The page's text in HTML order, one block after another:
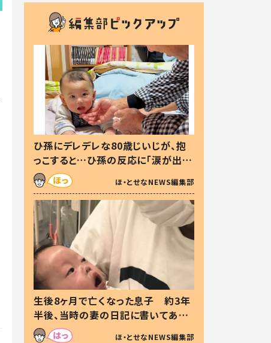
ひ孫にデレデレな80歳じいじが、抱
っこすると…ひ孫の反応に「涙が出ま
した」「可愛くて仕方ない」
ほ・とせなNEWS編集部
生後8ヶ月で亡くなった息子 約3年
半後、当時の妻の日記に書いてあっ
た本音とは
ほ・とせなNEWS編集部